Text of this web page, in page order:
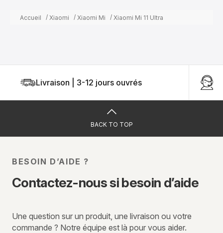
Accueil Xiaomi Xiaomi Mi Xiaomi Mi 11 Ultra
Livraison | 3-12 jours ouvrés
BACK TO TOP
BESOIN D’AIDE ?
Contactez-nous si besoin d’aide
Une question sur un produit, une livraison ou votre
commande ? Notre équipe est là pour vous aider.